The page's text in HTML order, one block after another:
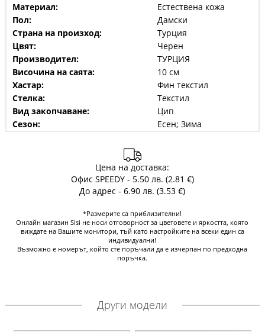
Материал:
Естествена кожа
Пол:
Дамски
Страна на произход:
Турция
Цвят:
Черен
Производител:
ТУРЦИЯ
Височина на саята:
10 см
Хастар:
Фин текстил
Стелка:
Текстил
Вид закопчаване:
Цип
Сезон:
Есен; Зима
Цена на доставка:
Офис SPEEDY - 5.50 лв. (2.81 €)
До адрес - 6.90 лв. (3.53 €)
*Размерите са приблизителни!
Онлайн магазин Sisi не носи отговорност за цветовете и яркостта, която
виждате на Вашите монитори, тъй като настройките на всеки един са
индивидуални!
Възможно е номерът, който сте поръчали да е изчерпан по предходна
поръчка.
Други модели